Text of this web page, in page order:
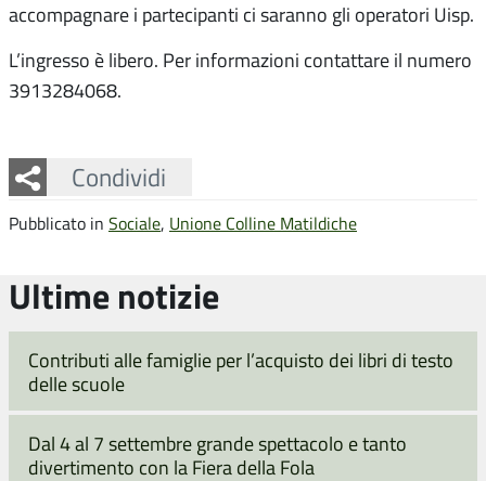
accompagnare i partecipanti ci saranno gli operatori Uisp.
L’ingresso è libero. Per informazioni contattare il numero
3913284068.
Condividi
Facebook
Twitter
Whatsapp
Pubblicato in Sociale, Unione Colline Matildiche
Ultime notizie
Contributi alle famiglie per l’acquisto dei libri di testo
delle scuole
Dal 4 al 7 settembre grande spettacolo e tanto
divertimento con la Fiera della Fola